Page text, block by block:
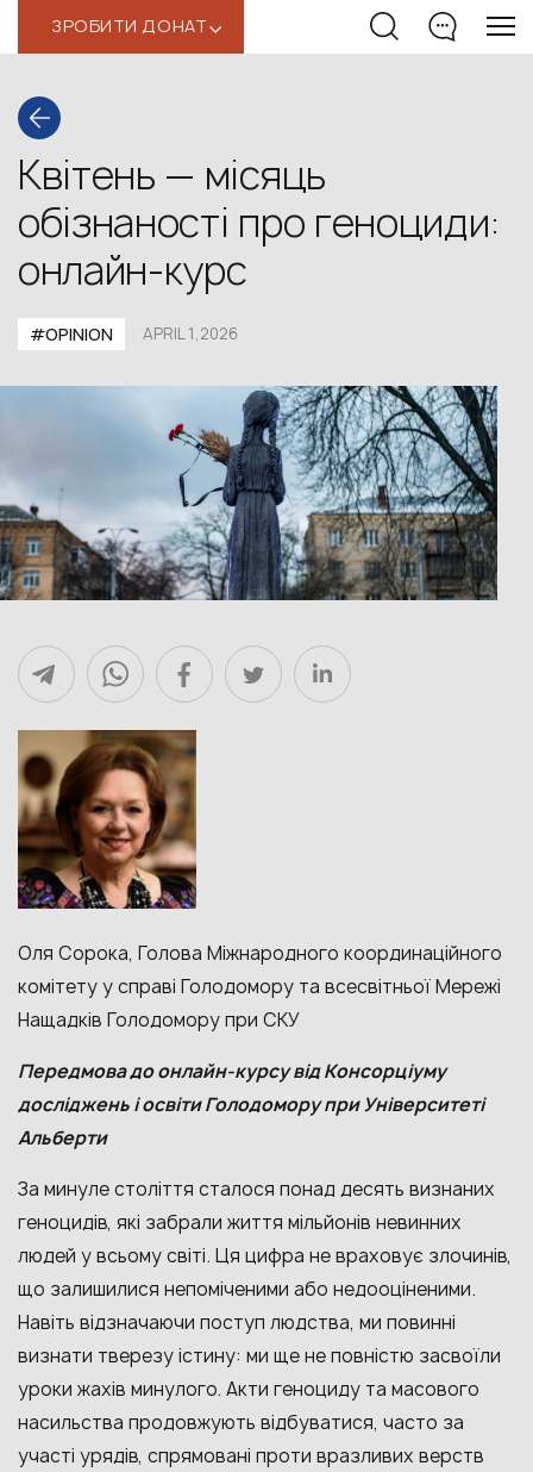
ЗРОБИТИ ДОНАТ‹
Квітень — місяць
обізнаності про геноциди:
онлайн-курс
#OPINION APRIL 1,2026
Оля Сорока, Голова Міжнародного координаційного
комітету у справі Голодомору та всесвітньої Мережі
Нащадків Голодомору при СКУ
Передмова до онлайн-курсу від Консорціуму
досліджень і освіти Голодомору при Університеті
Альберти
За минуле століття сталося понад десять визнаних
геноцидів, які забрали життя мільйонів невинних
людей у всьому світі. Ця цифра не враховує злочинів,
що залишилися непоміченими або недооціненими.
Навіть відзначаючи поступ людства, ми повинні
визнати тверезу істину: ми ще не повністю засвоїли
уроки жахів минулого. Акти геноциду та масового
насильства продовжують відбуватися, часто за
участі урядів, спрямовані проти вразливих верств